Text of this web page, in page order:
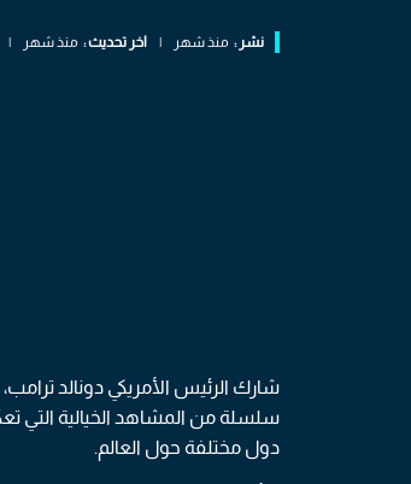
نشر : منذ شهر | اخر تحديث : منذ شهر |
شارك الرئيس الأمريكي دونالد
سلسلة من المشاهد الخيالية التي
دول مختلفة حول العالم.